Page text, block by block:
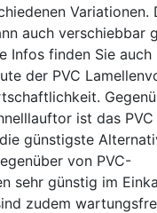
Variationen.
auch verschiebbar
Infos finden Sie auch
der PVC
ist das
günstigste
von PVC-
sehr günstig im
zudem